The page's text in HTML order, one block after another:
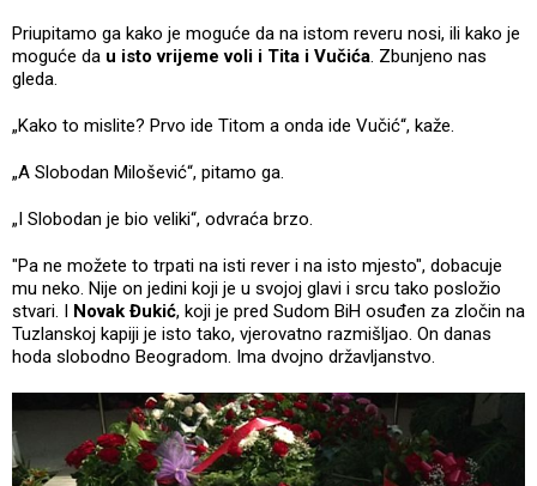
Priupitamo ga kako je moguće da na istom reveru nosi, ili kako je
moguće da u isto vrijeme voli i Tita i Vučića. Zbunjeno nas
gleda.
„Kako to mislite? Prvo ide Titom a onda ide Vučić“, kaže.
„A Slobodan Milošević“, pitamo ga.
„I Slobodan je bio veliki“, odvraća brzo.
"Pa ne možete to trpati na isti rever i na isto mjesto", dobacuje
mu neko. Nije on jedini koji je u svojoj glavi i srcu tako posložio
stvari. I
Novak Đukić, koji je pred Sudom BiH osuđen za zločin na
Tuzlanskoj kapiji je isto tako, vjerovatno razmišljao. On danas
hoda slobodno Beogradom. Ima dvojno državljanstvo.